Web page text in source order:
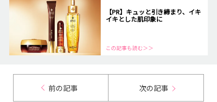
【PR】キュッと引き締まり、イキ
イキとした肌印象に
この記事も読む＞＞
前の記事 次の記事